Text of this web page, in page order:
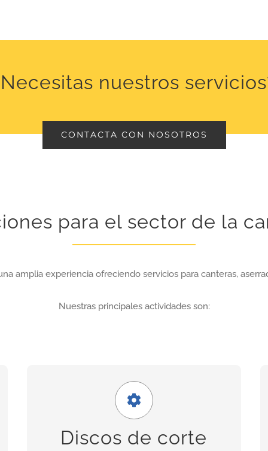
nuestros
CONTACTA CON NOSOTROS
para el sector de la
amplia experiencia ofreciendo servicios para canteras,
Nuestras principales actividades son:
Discos de corte
Amplia gama
Nuestra gama incluye discos para granito,
porcelánicos, de corte seco, asfalto, cerámica,